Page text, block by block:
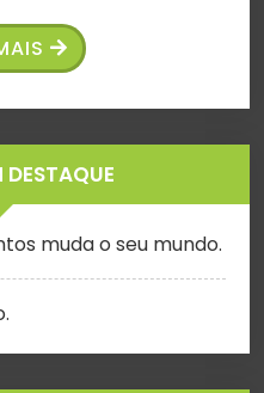
muda o seu mundo.